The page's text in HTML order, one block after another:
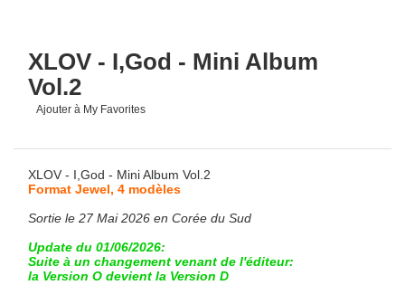
XLOV - I,God - Mini Album
Vol.2
Ajouter à My Favorites
XLOV - I,God - Mini Album Vol.2
Format Jewel, 4 modèles
Sortie le 27 Mai 2026 en Corée du Sud
Update du 01/06/2026:
Suite à un changement venant de l'éditeur:
la Version O devient la Version D